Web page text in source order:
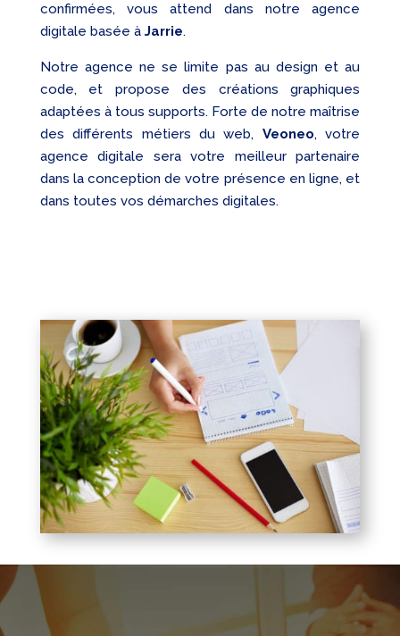
confirmées, vous attend dans notre agence
digitale basée à Jarrie.
Notre agence ne se limite pas au design et au
code, et propose des créations graphiques
adaptées à tous supports. Forte de notre maîtrise
des différents métiers du web, Veoneo, votre
agence digitale sera votre meilleur partenaire
dans la conception de votre présence en ligne, et
dans toutes vos démarches digitales.